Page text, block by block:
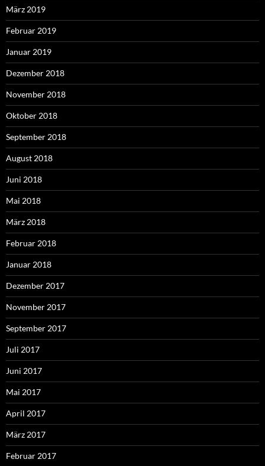
März 2019
Februar 2019
Januar 2019
Dezember 2018
November 2018
Oktober 2018
September 2018
August 2018
Juni 2018
Mai 2018
März 2018
Februar 2018
Januar 2018
Dezember 2017
November 2017
September 2017
Juli 2017
Juni 2017
Mai 2017
April 2017
März 2017
Februar 2017